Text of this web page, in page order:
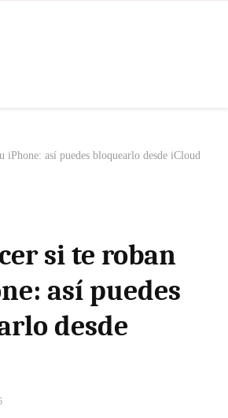
iPhone: así puedes bloquearlo desde iCloud
si te roban
así puedes
desde